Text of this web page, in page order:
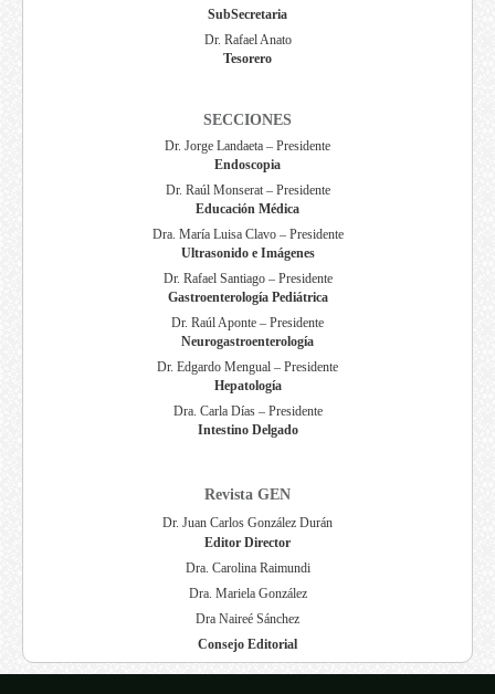
SubSecretaria
Dr. Rafael Anato
Tesorero
SECCIONES
Dr. Jorge Landaeta – Presidente
Endoscopia
Dr. Raúl Monserat – Presidente
Educación Médica
Dra. María Luisa Clavo – Presidente
Ultrasonido e Imágenes
Dr. Rafael Santiago – Presidente
Gastroenterología Pediátrica
Dr. Raúl Aponte – Presidente
Neurogastroenterología
Dr. Edgardo Mengual – Presidente
Hepatología
Dra. Carla Días – Presidente
Intestino Delgado
Revista GEN
Dr. Juan Carlos González Durán
Editor Director
Dra. Carolina Raimundi
Dra. Mariela González
Dra Naireé Sánchez
Consejo Editorial